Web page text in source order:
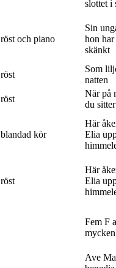
slottet i
röst och piano
Sin
hon
skänkt
röst
Som
natten
röst
När på
du sitter
blandad kör
Här
Elia
röst
Här
Elia
Fem F
Ave